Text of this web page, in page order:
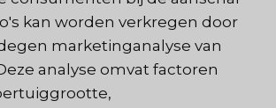
kan worden verkregen door
marketinganalyse van
analyse omvat factoren